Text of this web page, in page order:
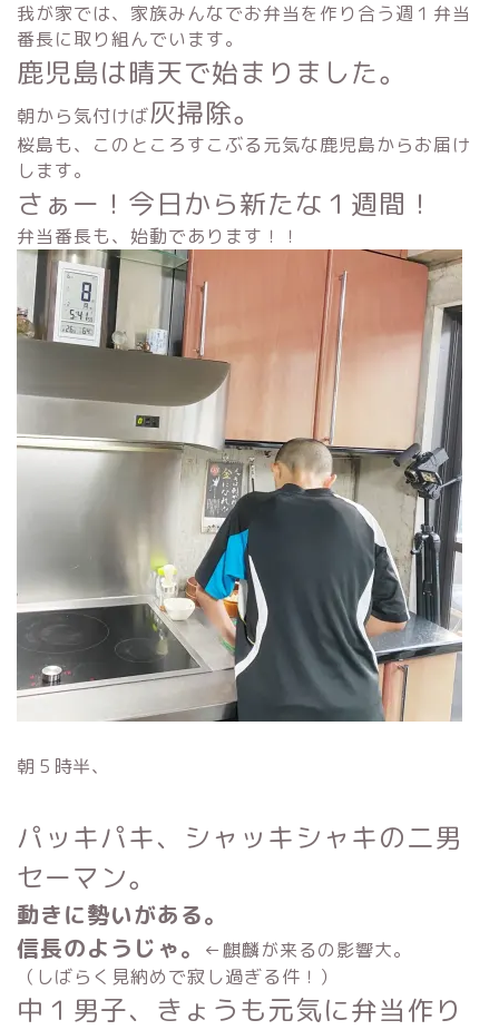
我が家では、家族みんなでお弁当を作り合う週１弁当
番長に取り組んでいます。
鹿児島は晴天で始まりました。
朝から気付けば灰掃除。
桜島も、このところすこぶる元気な鹿児島からお届け
します。
さぁー！今日から新たな１週間！
弁当番長も、始動であります！！
朝５時半、
パッキパキ、シャッキシャキの二男
セーマン。
動きに勢いがある。
信長のようじゃ。
←麒麟が来るの影響大。
（しばらく見納めで寂し過ぎる件！）
中１男子、きょうも元気に弁当作り